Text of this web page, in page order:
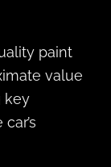
paint
value
key